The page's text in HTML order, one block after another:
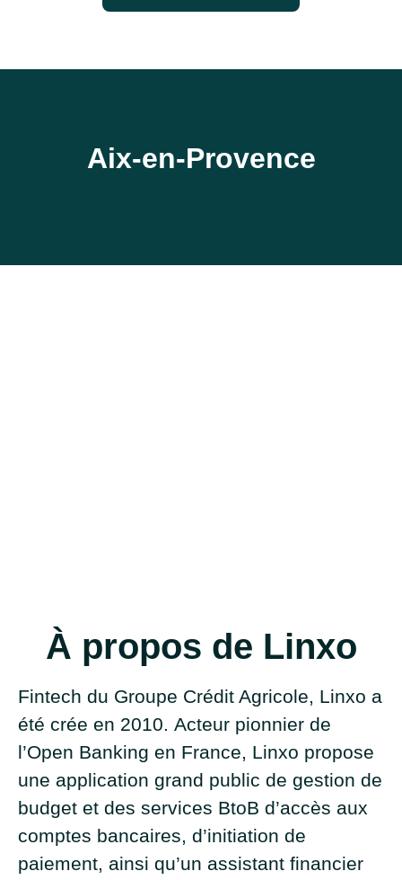
Aix-en-Provence
À propos de Linxo
Fintech du Groupe Crédit Agricole, Linxo a
été crée en 2010. Acteur pionnier de
l’Open Banking en France, Linxo propose
une application grand public de gestion de
budget et des services BtoB d’accès aux
comptes bancaires, d’initiation de
paiement, ainsi qu’un assistant financier